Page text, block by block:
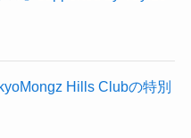
Hills Clubの特別